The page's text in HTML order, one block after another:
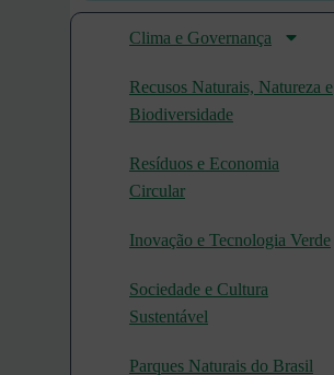
Clima e Governança
Recusos Naturais, Natureza e
Biodiversidade
Resíduos e Economia
Circular
Inovação e Tecnologia Verde
Sociedade e Cultura
Sustentável
Parques Naturais do Brasil